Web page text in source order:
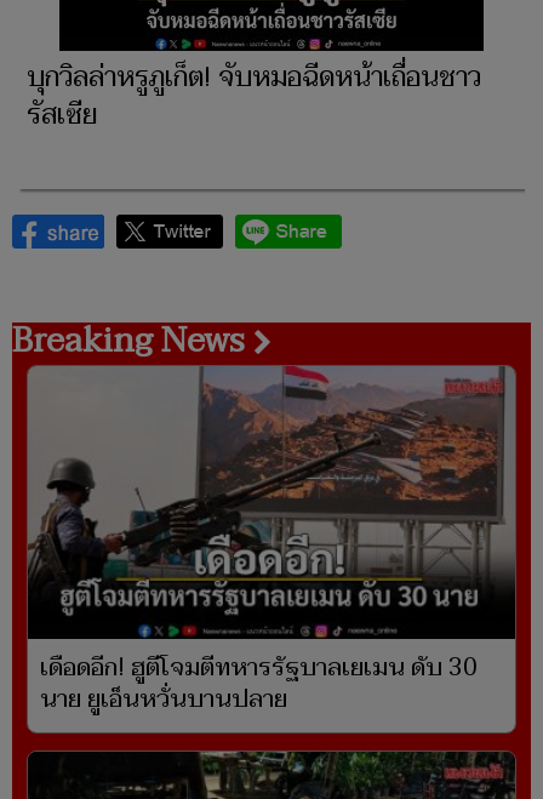
บุกวิลล่าหรูภูเก็ต! จับหมอฉีดหน้าเถื่อนชาว
รัสเซีย
Breaking News
เดือดอีก! ฮูตีโจมตีทหารรัฐบาลเยเมน ดับ 30
นาย ยูเอ็นหวั่นบานปลาย